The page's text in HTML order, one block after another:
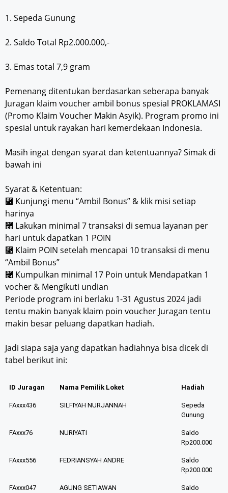
1. Sepeda Gunung
2. Saldo Total Rp2.000.000,-
3. Emas total 7,9 gram
Pemenang ditentukan berdasarkan seberapa banyak
Juragan klaim voucher ambil bonus spesial PROKLAMASI
(Promo Klaim Voucher Makin Asyik). Program promo ini
spesial untuk rayakan hari kemerdekaan Indonesia.
Masih ingat dengan syarat dan ketentuannya? Simak di
bawah ini
Syarat & Ketentuan:
⿡ Kunjungi menu “Ambil Bonus” & klik misi setiap
harinya
⿢ Lakukan minimal 7 transaksi di semua layanan per
hari untuk dapatkan 1 POIN
⿣ Klaim POIN setelah mencapai 10 transaksi di menu
“Ambil Bonus”
⿤ Kumpulkan minimal 17 Poin untuk Mendapatkan 1
vocher & Mengikuti undian
Periode program ini berlaku 1-31 Agustus 2024 jadi
tentu makin banyak klaim poin voucher Juragan tentu
makin besar peluang dapatkan hadiah.
Jadi siapa saja yang dapatkan hadiahnya bisa dicek di
tabel berikut ini:
ID Juragan Nama Pemilik Loket Hadiah
FAxxx436 SILFIYAH NURJANNAH
Sepeda
Gunung
FAxxx76 NURIYATI
Saldo
Rp200.000
FAxxx556 FEDRIANSYAH ANDRE
Saldo
Rp200.000
FAxxx047 AGUNG SETIAWAN
Saldo